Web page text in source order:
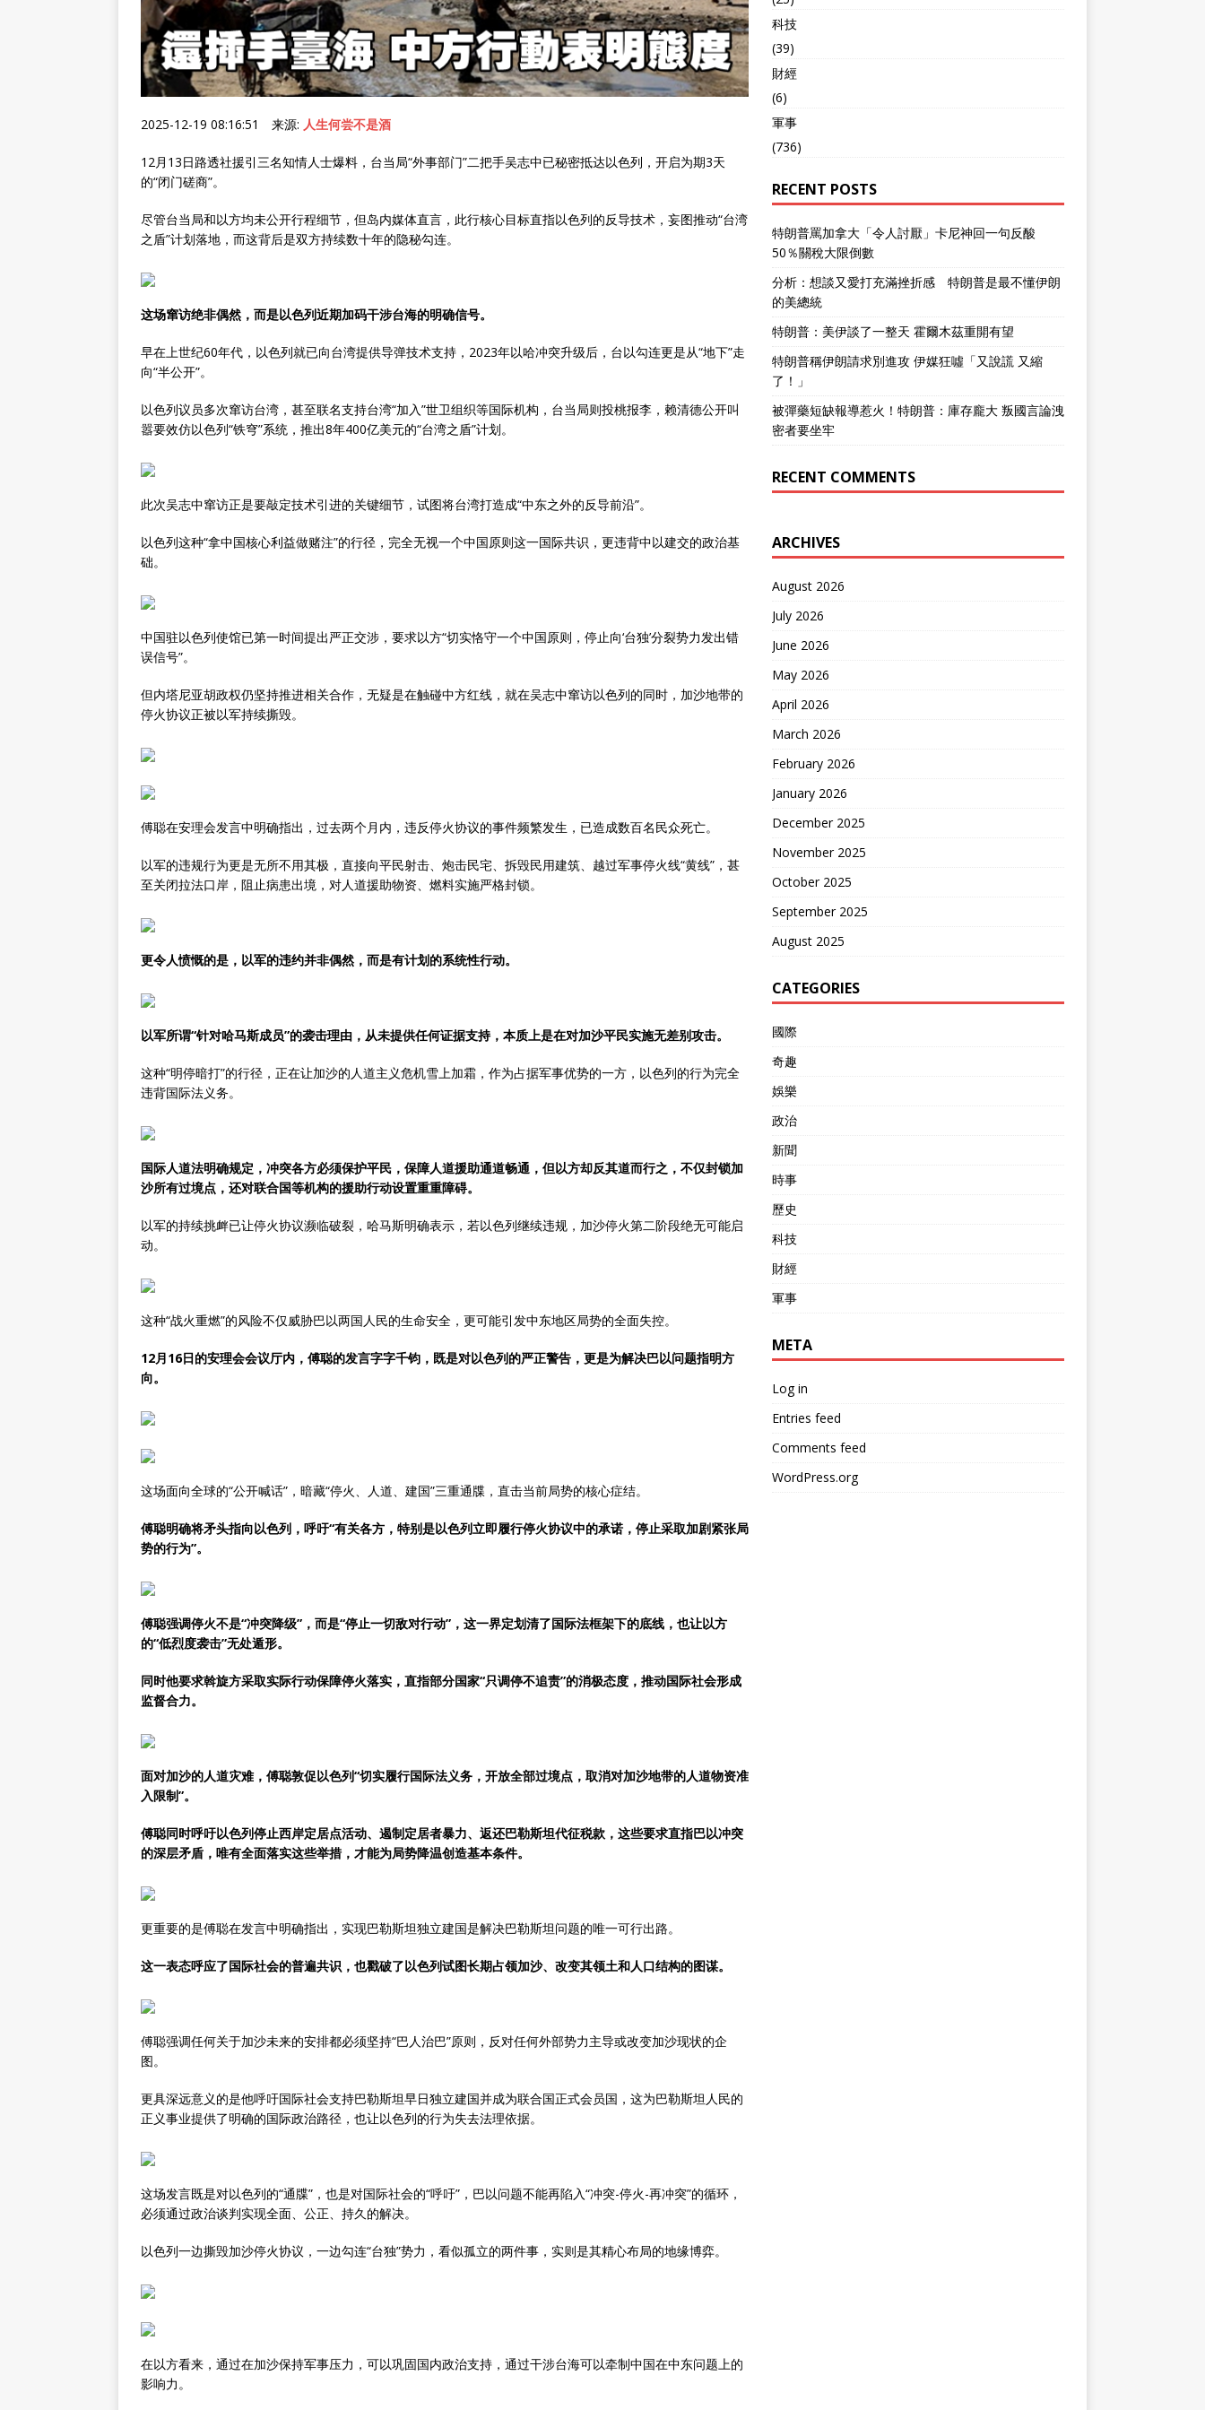
2025-12-19 08:16:51 来源: 人生何尝不是酒
12月13日路透社援引三名知情人士爆料，台当局“外事部门”二把手吴志中已秘密抵达以色列，开启为期3天
的“闭门磋商”。
尽管台当局和以方均未公开行程细节，但岛内媒体直言，此行核心目标直指以色列的反导技术，妄图推动“台湾
之盾”计划落地，而这背后是双方持续数十年的隐秘勾连。
这场窜访绝非偶然，而是以色列近期加码干涉台海的明确信号。
早在上世纪60年代，以色列就已向台湾提供导弹技术支持，2023年以哈冲突升级后，台以勾连更是从“地下”走
向“半公开”。
以色列议员多次窜访台湾，甚至联名支持台湾“加入”世卫组织等国际机构，台当局则投桃报李，赖清德公开叫
嚣要效仿以色列“铁穹”系统，推出8年400亿美元的“台湾之盾”计划。
此次吴志中窜访正是要敲定技术引进的关键细节，试图将台湾打造成“中东之外的反导前沿”。
以色列这种“拿中国核心利益做赌注”的行径，完全无视一个中国原则这一国际共识，更违背中以建交的政治基
础。
中国驻以色列使馆已第一时间提出严正交涉，要求以方“切实恪守一个中国原则，停止向‘台独’分裂势力发出错
误信号”。
但内塔尼亚胡政权仍坚持推进相关合作，无疑是在触碰中方红线，就在吴志中窜访以色列的同时，加沙地带的
停火协议正被以军持续撕毁。
傅聪在安理会发言中明确指出，过去两个月内，违反停火协议的事件频繁发生，已造成数百名民众死亡。
以军的违规行为更是无所不用其极，直接向平民射击、炮击民宅、拆毁民用建筑、越过军事停火线“黄线”，甚
至关闭拉法口岸，阻止病患出境，对人道援助物资、燃料实施严格封锁。
更令人愤慨的是，以军的违约并非偶然，而是有计划的系统性行动。
以军所谓“针对哈马斯成员”的袭击理由，从未提供任何证据支持，本质上是在对加沙平民实施无差别攻击。
这种“明停暗打”的行径，正在让加沙的人道主义危机雪上加霜，作为占据军事优势的一方，以色列的行为完全
违背国际法义务。
国际人道法明确规定，冲突各方必须保护平民，保障人道援助通道畅通，但以方却反其道而行之，不仅封锁加
沙所有过境点，还对联合国等机构的援助行动设置重重障碍。
以军的持续挑衅已让停火协议濒临破裂，哈马斯明确表示，若以色列继续违规，加沙停火第二阶段绝无可能启
动。
这种“战火重燃”的风险不仅威胁巴以两国人民的生命安全，更可能引发中东地区局势的全面失控。
12月16日的安理会会议厅内，傅聪的发言字字千钧，既是对以色列的严正警告，更是为解决巴以问题指明方
向。
这场面向全球的“公开喊话”，暗藏“停火、人道、建国”三重通牒，直击当前局势的核心症结。
傅聪明确将矛头指向以色列，呼吁“有关各方，特别是以色列立即履行停火协议中的承诺，停止采取加剧紧张局
势的行为”。
傅聪强调停火不是“冲突降级”，而是“停止一切敌对行动”，这一界定划清了国际法框架下的底线，也让以方
的“低烈度袭击”无处遁形。
同时他要求斡旋方采取实际行动保障停火落实，直指部分国家“只调停不追责”的消极态度，推动国际社会形成
监督合力。
面对加沙的人道灾难，傅聪敦促以色列“切实履行国际法义务，开放全部过境点，取消对加沙地带的人道物资准
入限制”。
傅聪同时呼吁以色列停止西岸定居点活动、遏制定居者暴力、返还巴勒斯坦代征税款，这些要求直指巴以冲突
的深层矛盾，唯有全面落实这些举措，才能为局势降温创造基本条件。
更重要的是傅聪在发言中明确指出，实现巴勒斯坦独立建国是解决巴勒斯坦问题的唯一可行出路。
这一表态呼应了国际社会的普遍共识，也戳破了以色列试图长期占领加沙、改变其领土和人口结构的图谋。
傅聪强调任何关于加沙未来的安排都必须坚持“巴人治巴”原则，反对任何外部势力主导或改变加沙现状的企
图。
更具深远意义的是他呼吁国际社会支持巴勒斯坦早日独立建国并成为联合国正式会员国，这为巴勒斯坦人民的
正义事业提供了明确的国际政治路径，也让以色列的行为失去法理依据。
这场发言既是对以色列的“通牒”，也是对国际社会的“呼吁”，巴以问题不能再陷入“冲突-停火-再冲突”的循环，
必须通过政治谈判实现全面、公正、持久的解决。
以色列一边撕毁加沙停火协议，一边勾连“台独”势力，看似孤立的两件事，实则是其精心布局的地缘博弈。
在以方看来，通过在加沙保持军事压力，可以巩固国内政治支持，通过干涉台海可以牵制中国在中东问题上的
影响力。
科技
(39)
財經
(6)
軍事
(736)
RECENT POSTS
特朗普罵加拿大「令人討厭」卡尼神回一句反酸
50％關稅大限倒數
分析：想談又愛打充滿挫折感 特朗普是最不懂伊朗
的美總統
特朗普：美伊談了一整天 霍爾木茲重開有望
特朗普稱伊朗請求別進攻 伊媒狂噓「又說謊 又縮
了！」
被彈藥短缺報導惹火！特朗普：庫存龐大 叛國言論洩
密者要坐牢
RECENT COMMENTS
ARCHIVES
August 2026
July 2026
June 2026
May 2026
April 2026
March 2026
February 2026
January 2026
December 2025
November 2025
October 2025
September 2025
August 2025
CATEGORIES
國際
奇趣
娛樂
政治
新聞
時事
歷史
科技
財經
軍事
META
Log in
Entries feed
Comments feed
WordPress.org